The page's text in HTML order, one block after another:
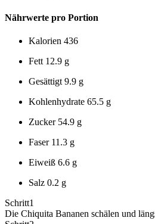
Nährwerte pro Portion
Kalorien 436
Fett 12.9 g
Gesättigt9.9 g
Kohlenhydrate 65.5 g
Zucker 54.9 g
Faser 11.3 g
Eiweiß 6.6 g
Salz 0.2 g
Schritt1
Die Chiquita Bananen schälen und